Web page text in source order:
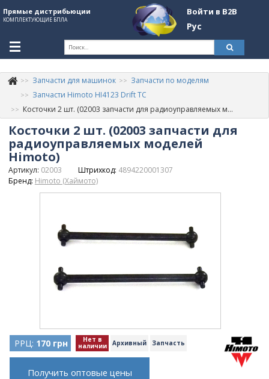
Прямые дистрибьюции
КОМПЛЕКТУЮЩИЕ БПЛА
Войти в B2B
Рус
+380507774092
Информация о компании
Обзоры
Категории
Запчасти для машинок
Запчасти по моделям
Запчасти Himoto HI4123 Drift TC
Косточки 2 шт. (02003 запчасти для радиоуправляемых моделей Himoto)
Косточки 2 шт. (02003 запчасти для
радиоуправляемых моделей
Himoto)
Артикул: 02003 Штрихкод: 4894220001307
Бренд: Himoto (Хаймото)
РРЦ: 170 грн Нет в
наличии Архивный Запчасть
Получить оптовые цены